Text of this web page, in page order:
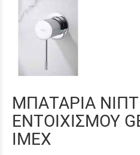
ΜΠΑΤΑΡΙΑ
ΕΝΤΟΙΧΙΣΜΟΥ
IMEX